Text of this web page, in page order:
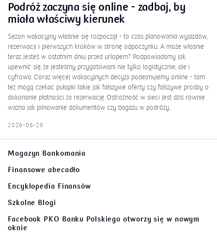
Podróż zaczyna się online - zadbaj, by
miała właściwy kierunek
Sezon wakacyjny właśnie się rozpoczął - to czas planowania wyjazdów,
rezerwacji i pierwszych kroków w stronę odpoczynku. A może właśnie
teraz jesteś w ostatnim dniu przed urlopem? Podpowiadamy jak
upewnić się, że jesteśmy przygotowani nie tylko logistycznie, ale i
cyfrowo. Coraz więcej wakacyjnych decyzji podejmujemy online - tam
też mogą czekać pułapki takie jak fałszywe oferty czy fałszywe prośby o
dokonanie płatności za rezerwację. Ostrożność w sieci jest dziś równie
ważna jak pilnowanie dokumentów czy bagażu w podróży.
2026-06-29
Magazyn Bankomania
Finansowe abecadło
Encyklopedia Finansów
Szkolne Blogi
Facebook PKO Banku Polskiego otworzy się w nowym
oknie